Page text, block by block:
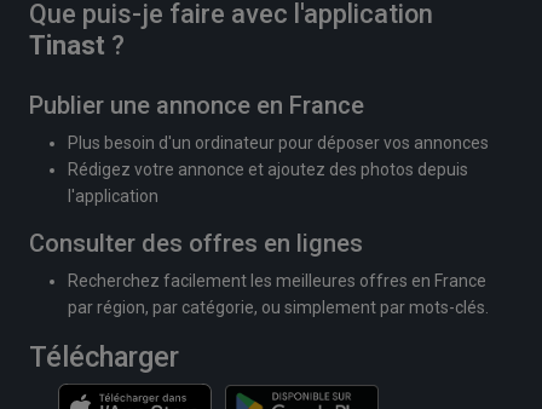
Que puis-je faire avec l'application
Tinast ?
Publier une annonce en France
Plus besoin d'un ordinateur pour déposer vos annonces
Rédigez votre annonce et ajoutez des photos depuis
l'application
Consulter des offres en lignes
Recherchez facilement les meilleures offres en France
par région, par catégorie, ou simplement par mots-clés.
Télécharger